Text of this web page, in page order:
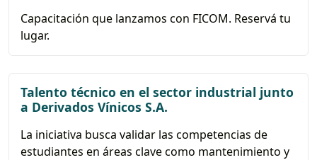
Capacitación que lanzamos con FICOM. Reservá tu
lugar.
Talento técnico en el sector industrial junto
a Derivados Vínicos S.A.
La iniciativa busca validar las competencias de
estudiantes en áreas clave como mantenimiento y